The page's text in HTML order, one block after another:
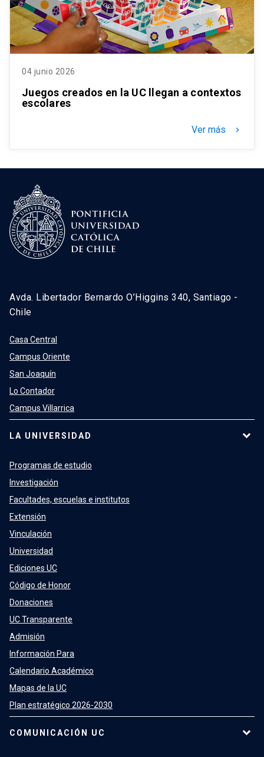
04 junio 2026
Juegos creados en la UC llegan a contextos
escolares
Ver más keyboard_arrow_right
Avda. Libertador Bernardo O’Higgins 340, Santiago -
Chile
Casa Central
Campus Oriente
San Joaquín
Lo Contador
Campus Villarrica
LA UNIVERSIDAD
Programas de estudio
Investigación
Facultades, escuelas e institutos
Extensión
Vinculación
Universidad
Ediciones UC
Código de Honor
Donaciones
UC Transparente
Admisión
Información Para
Calendario Académico
Mapas de la UC
Plan estratégico 2026-2030
COMUNICACIÓN UC